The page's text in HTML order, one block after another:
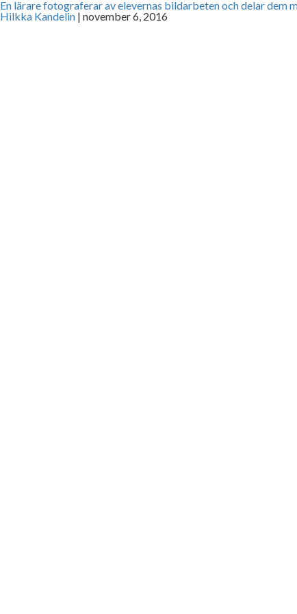
En lärare fotograferar av elevernas bildarbeten och delar dem
Hilkka Kandelin | november 6, 2016